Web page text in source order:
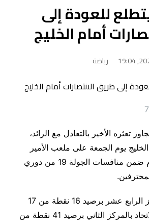
للعودة إلى
أمام الخليج
رياضة
تعثره الأخير بالتعادل مع الرائد،
يوم الجمعة على ملعب الأمير
محمد بن فهد بالدمام ضمن منافسات الجولة 19 من دوري
وتراجع الخليج للمركز الرابع عشر برصيد 16 نقطة من 17
مباراة، بينما ينفرد الاتحاد بالمركز الثاني برصيد 41 نقطة من